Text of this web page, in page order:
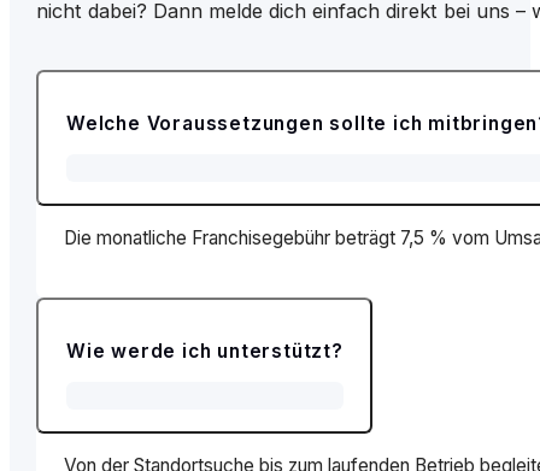
nicht dabei? Dann melde dich einfach direkt bei uns
Welche Voraussetzungen sollte ich
Die monatliche Franchisegebühr beträgt 7,5 % vom
Wie werde ich unterstützt?
Von der Standortsuche bis zum laufenden Betrieb